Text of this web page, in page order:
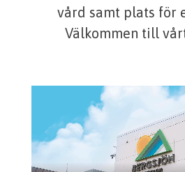
vård samt plats för
Välkommen till